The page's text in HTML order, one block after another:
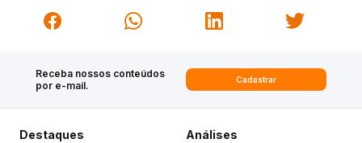
Receba nossos conteúdos
por e-mail.
Cadastrar
Destaques Análises